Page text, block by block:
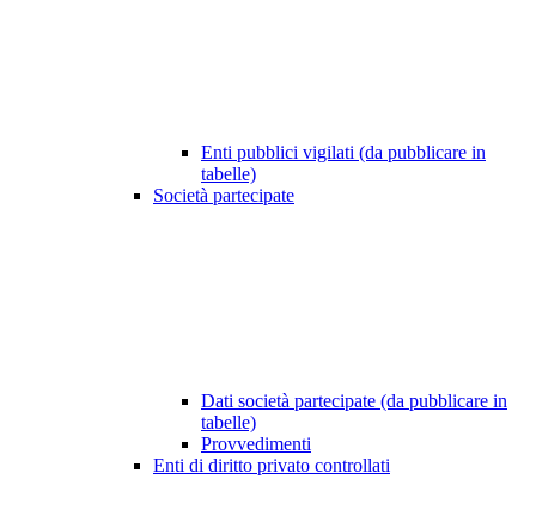
Enti pubblici vigilati (da pubblicare in
tabelle)
Società partecipate
Dati società partecipate (da pubblicare in
tabelle)
Provvedimenti
Enti di diritto privato controllati